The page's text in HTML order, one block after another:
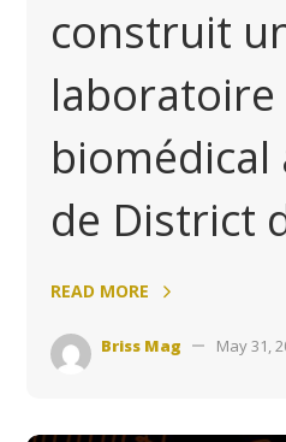
construit
laboratoire
biomédical
de District
READ MORE
Briss Mag May 31,